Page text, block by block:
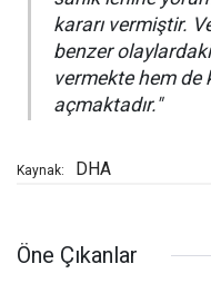
kararı vermiştir.
benzer
vermekte hem de
açmaktadır."
Kaynak: DHA
Öne Çıkanlar